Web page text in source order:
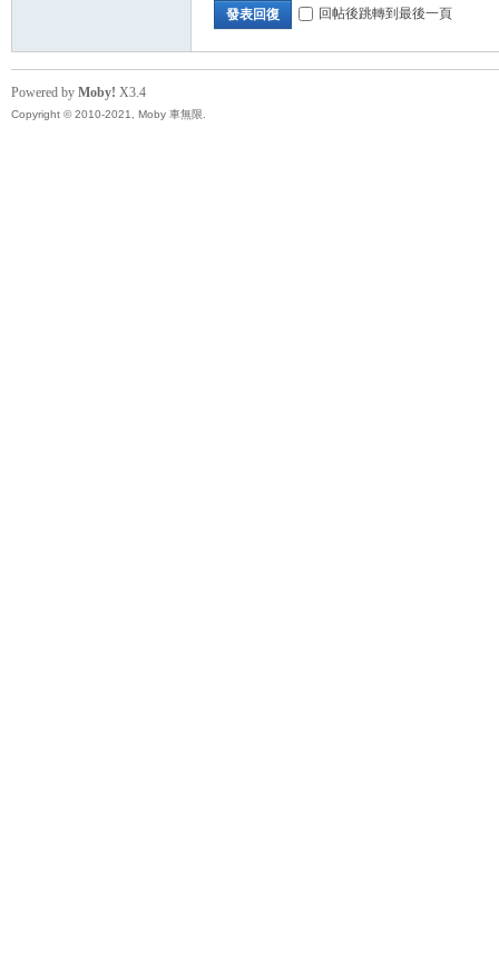
發表回復 回帖後跳轉到最後一頁
Powered by Moby! X3.4
Copyright © 2010-2021, Moby 車無限.